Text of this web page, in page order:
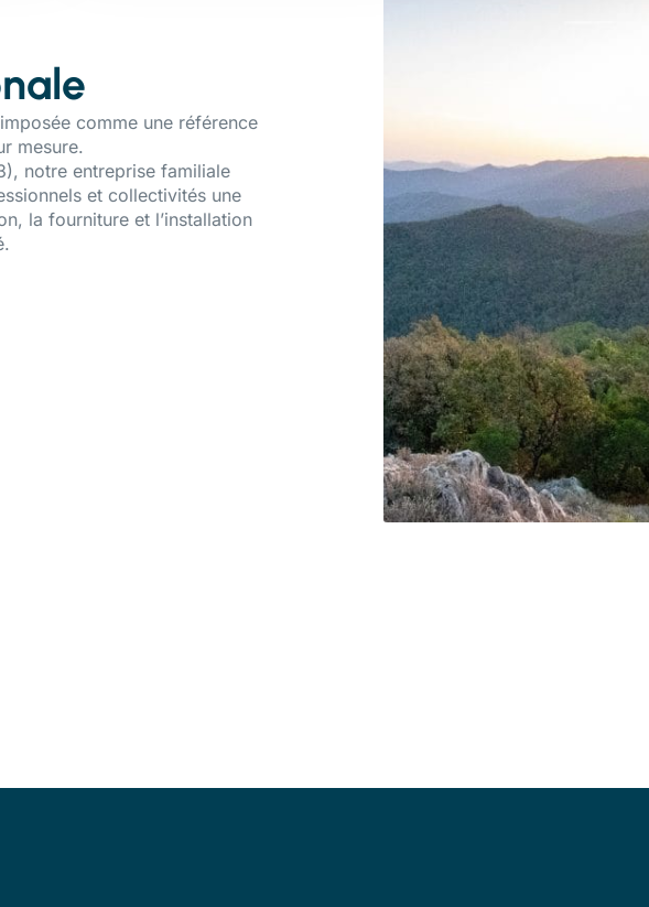
comme une référence
mesure.
notre entreprise familiale
et collectivités une
la fourniture et l’installation